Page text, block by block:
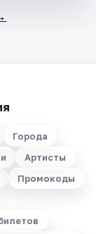
Города
Артисты
Промокоды